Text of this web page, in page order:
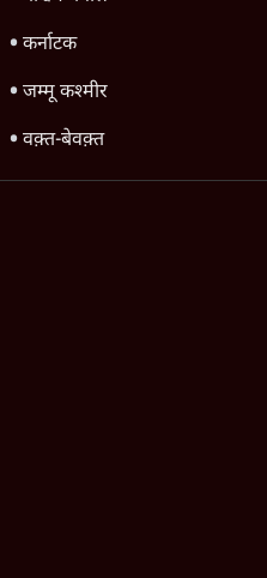
कर्नाटक
जम्मू कश्मीर
वक़्त-बेवक़्त